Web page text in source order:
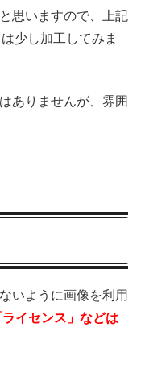
思いますので、上記
少し加工してみま
ありませんが、雰囲
いように画像を利用
ライセンス」などは